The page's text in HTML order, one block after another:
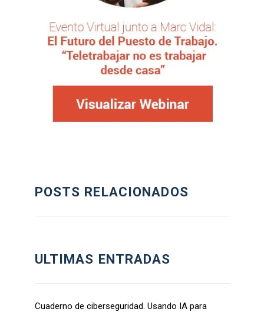
POSTS RELACIONADOS
ULTIMAS ENTRADAS
Cuaderno de ciberseguridad. Usando IA para